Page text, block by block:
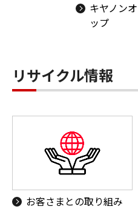
キヤノン
ップ
リサイクル情報
お客さまとの取り組み